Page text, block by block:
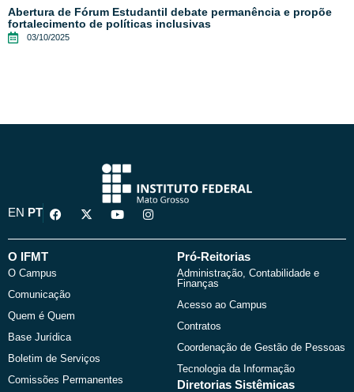
Abertura de Fórum Estudantil debate permanência e propõe
fortalecimento de políticas inclusivas
03/10/2025
EN PT
F
a
e
o
k
X
-
w
Y
o
t
I
n
t
O IFMT
O Campus
Comunicação
Quem é Quem
Base Jurídica
Boletim de Serviços
Comissões Permanentes
Pró-Reitorias
Administração, Contabilidade e
Finanças
Acesso ao Campus
Contratos
Coordenação de Gestão de Pessoas
Tecnologia da Informação
Diretorias Sistêmicas